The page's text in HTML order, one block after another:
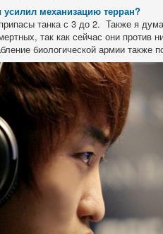
механизацию терран?
танка с 3 до 2. Также я
так как сейчас они
биологической армии также